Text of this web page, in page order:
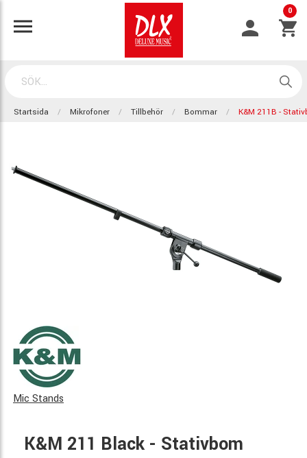
0
Startsida Mikrofoner Tillbehör Bommar K&M 211B -
Mic Stands
K&M 211 Black - Stativbom